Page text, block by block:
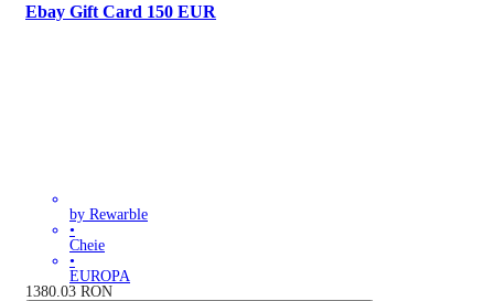
Ebay Gift Card 150 EUR
by Rewarble
•
Cheie
•
EUROPA
1380.03 RON